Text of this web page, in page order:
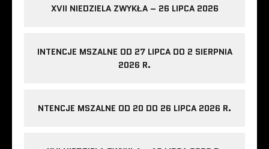
XVII NIEDZIELA ZWYKŁA – 26 LIPCA 2026
INTENCJE MSZALNE OD 27 LIPCA DO 2 SIERPNIA
2026 R.
NTENCJE MSZALNE OD 20 DO 26 LIPCA 2026 R.